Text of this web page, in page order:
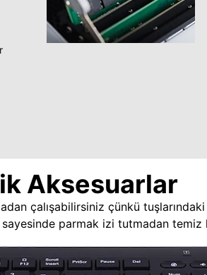
Aksesuarlar
çalışabilirsiniz çünkü
parmak izi tutmadan temiz